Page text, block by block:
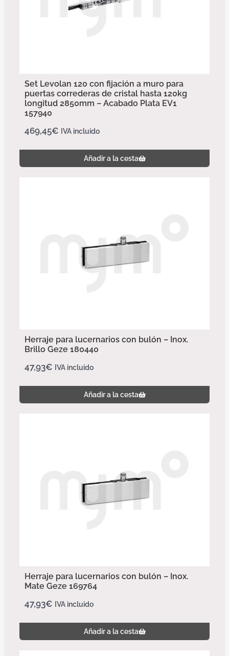
Set Levolan 120 con fijación a muro para
puertas correderas de cristal hasta 120kg
longitud 2850mm – Acabado Plata EV1
157940
469,45€ IVA incluido
Añadir a la cesta
Herraje para lucernarios con bulón – Inox.
Brillo Geze 180440
47,93€ IVA incluido
Añadir a la cesta
Herraje para lucernarios con bulón – Inox.
Mate Geze 169764
47,93€ IVA incluido
Añadir a la cesta